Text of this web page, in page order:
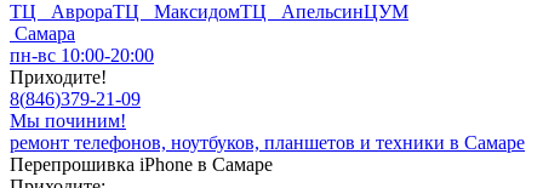
ТЦ АврораТЦ МаксидомТЦ АпельсинЦУМ
Самара
пн-вс 10:00-20:00
Приходите!
8(846)379-21-09
Мы починим!
ремонт телефонов, ноутбуков, планшетов и техники в Самаре
Перепрошивка iPhone в Самаре